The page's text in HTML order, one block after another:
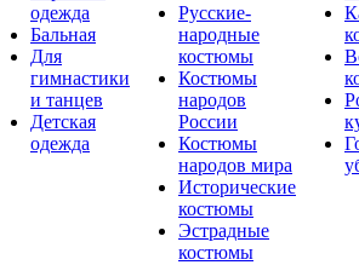
одежда
Бальная
Для
гимнастики
и танцев
Детская
одежда
Русские-
народные
костюмы
Костюмы
народов
России
Костюмы
народов мира
Исторические
костюмы
Эстрадные
костюмы